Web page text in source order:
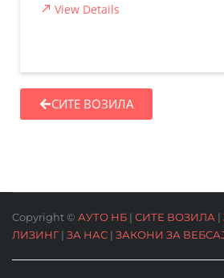
View Details
СИТЕ ВОЗИЛА
Copyright © АУТО НБ | СИТЕ ВОЗИЛА |
ЛИЗИНГ| ЗА НАС | ЗАКОНИ ЗА